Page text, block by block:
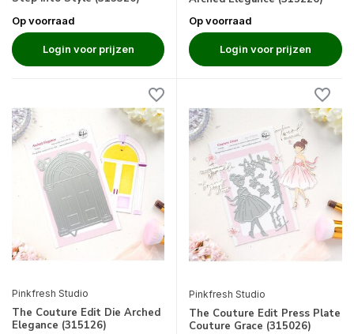
Op voorraad
Login voor prijzen
Op voorraad
Login voor prijzen
Pinkfresh Studio
The Couture Edit Die Arched
Elegance (315126)
Pinkfresh Studio
The Couture Edit Press Plate
Couture Grace (315026)